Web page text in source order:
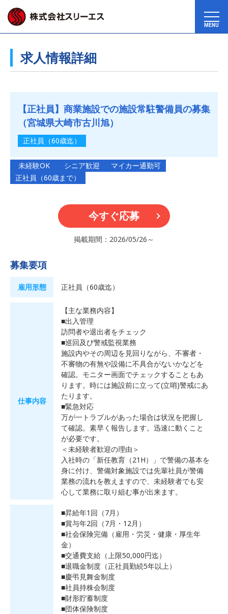
MENU
求人情報詳細
【正社員】商業施設での施設常駐警備員の募集
（宮城県大崎市古川旭）
正社員（60歳迄）
未経験OK シニア歓迎
マイカー通勤可
正社員（60歳まで）
今すぐ応募
掲載期間：2026/05/26～
募集要項
雇用形態 正社員（60歳迄）
仕事内容
【主な業務内容】
■出入管理
訪問者や退出者をチェック
■巡回及び警戒監視業務
施設内やその周辺を見回りながら、不審者・
不審物の有無や設備に不具合がないかなどを
確認。モニター画面でチェックすることもあ
ります。時には施設前に立って(立哨)警戒にあ
たります。
■緊急対応
万が一トラブルがあった場合は状況を把握し
て確認。素早く報告します。迅速に動くこと
が必要です。
＜未経験者歓迎の理由＞
入社時の「新任教育（21H）」で警備の基本を
身に付け、警備対象施設では先輩社員が警備
業務の流れを教えますので、未経験者でも安
心して業務に取り組む事が出来ます。
■昇給年1回（7月）
■賞与年2回（7月・12月）
■社会保険完備（雇用・労災・健康・厚生年
金）
■交通費支給（上限50,000円迄）
■退職金制度（正社員勤続5年以上）
■慶弔見舞金制度
■社員持株会制度
■財形貯蓄制度
■団体保険制度